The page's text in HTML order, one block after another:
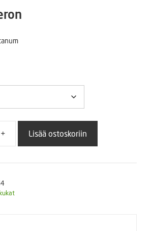
Helmihirssi
Majesty
+ Lisää ostoskoriin